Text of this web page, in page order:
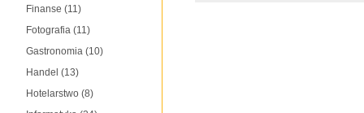
Finanse (11)
Fotografia (11)
Gastronomia (10)
Handel (13)
Hotelarstwo (8)